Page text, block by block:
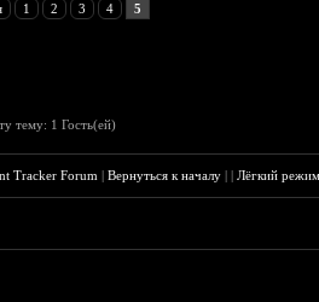
1 2 3 4 5
тему: 1 Гость(ей)
Tracker Forum |Вернуться к началу ||Лёгкий